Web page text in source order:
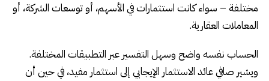
مختلفة – سواء كانت استثمارات في الأسهم، أو توسعات الشركة، أو
المعاملات العقارية.
الحساب نفسه واضح وسهل التفسير عبر التطبيقات المختلفة.
ويشير صافي عائد الاستثمار الإيجابي إلى استثمار مفيد، في حين أن